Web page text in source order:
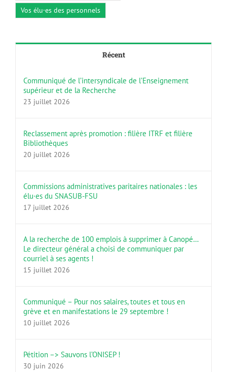
Vos élu·es des personnels
Récent
Communiqué de l’intersyndicale de l’Enseignement
supérieur et de la Recherche
23 juillet 2026
Reclassement après promotion : filière ITRF et filière
Bibliothèques
20 juillet 2026
Commissions administratives paritaires nationales : les
élu·es du SNASUB-FSU
17 juillet 2026
A la recherche de 100 emplois à supprimer à Canopé…
Le directeur général a choisi de communiquer par
courriel à ses agents !
15 juillet 2026
Communiqué – Pour nos salaires, toutes et tous en
grève et en manifestations le 29 septembre !
10 juillet 2026
Pétition –> Sauvons l’ONISEP !
30 juin 2026